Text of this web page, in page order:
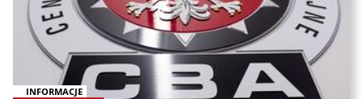
INFORMACJE